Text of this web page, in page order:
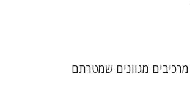
מגוונים שמטרתם